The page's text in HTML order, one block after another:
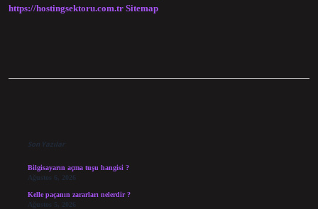
https://hostingsektoru.com.tr Sitemap
Son Yazılar
Bilgisayarın açma tuşu hangisi ?
Ağustos 6, 2026
Kelle paçanın zararları nelerdir ?
Ağustos 5, 2026